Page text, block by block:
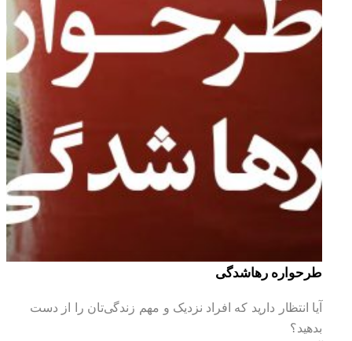
طرحواره رهاشدگی
آیا انتظار دارید که افراد نزدیک و مهم زندگی‌تان را از دست
بدهید؟